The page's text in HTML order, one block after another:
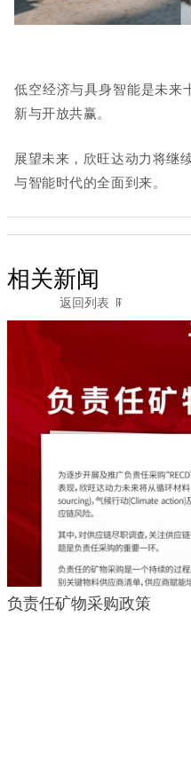
低空经济与具身智能是未来
新与开放共赢。
展望未来，欣旺达动力将继
与智能时代的全面到来。
相关新闻
返回列表 ꁹ
负责任矿物采购政策